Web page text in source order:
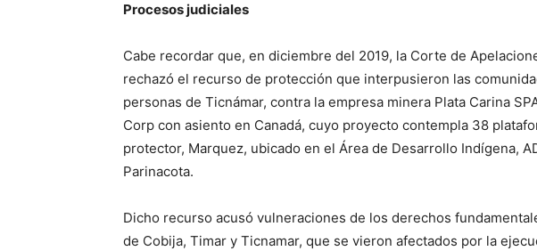
Procesos judiciales
Cabe recordar que, en diciembre del 2019, la Corte de
rechazó el recurso de protección que interpusieron las
personas de Ticnámar, contra la empresa minera Plata Carina
Corp con asiento en Canadá, cuyo proyecto contempla 38
protector, Marquez, ubicado en el Área de Desarrollo Indígena,
Parinacota.
Dicho recurso acusó vulneraciones de los derechos
de Cobija, Timar y Ticnamar, que se vieron afectados por la